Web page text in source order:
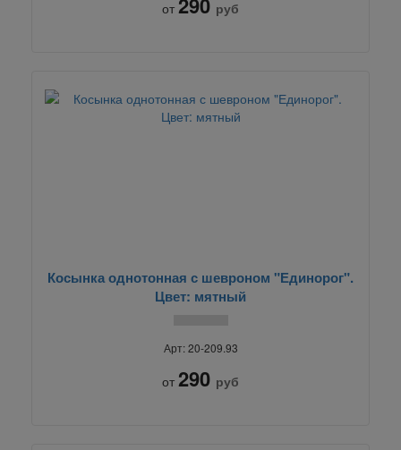
от руб
Косынка однотонная с шевроном "Единорог".
Цвет: мятный
Арт: 20-209.93
от 290 руб